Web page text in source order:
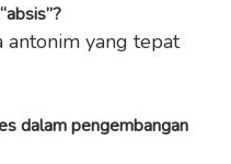
antonim yang tepat
dalam pengembangan